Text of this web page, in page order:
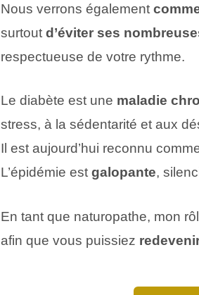
Nous verrons également
surtout d’éviter ses
respectueuse de votre rythme.
Le diabète est une maladie
stress, à la sédentarité et aux
Il est aujourd’hui reconnu
L’épidémie est galopante,
En tant que naturopathe, mon
afin que vous puissiez